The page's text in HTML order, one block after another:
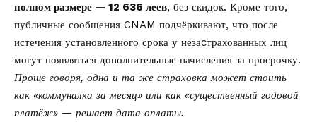
полном размере — 12 636 леев, без скидок. Кроме того,
публичные сообщения CNAM подчёркивают, что после
истечения установленного срока у незаcтрахованных лиц
могут появляться дополнительные начисления за просрочку.
Проще говоря, одна и та же страховка может стоить
как «коммуналка за месяц» или как «существенный годовой
платёж» — решает дата оплаты.